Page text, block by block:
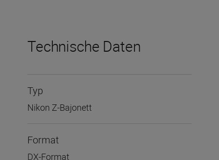
Technische Daten
Typ
Nikon Z-Bajonett
Format
DX-Format